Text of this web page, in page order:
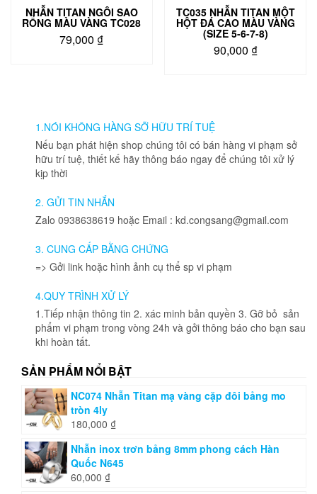
NHẪN TITAN NGÔI SAO
RỔNG MÀU VÀNG TC028
79,000 ₫
TC035 NHẪN TITAN MỘT
HỘT ĐÁ CAO MÀU VÀNG
(SIZE 5-6-7-8)
90,000 ₫
biến
thể.
Các
thể
phẩm
1.NÓI KHÔNG HÀNG SỠ HỮU TRÍ TUỆ
Nếu bạn phát hiện shop chúng tôi có bán hàng vi phạm sở
hữu trí tuệ, thiết kế hãy thông báo ngay để chúng tôi xử lý
kịp thời
2. GỬI TIN NHẮN
Zalo 0938638619 hoặc Email : kd.congsang@gmail.com
3. CUNG CẤP BẰNG CHỨNG
=> Gởi link hoặc hình ảnh cụ thể sp vi phạm
4.QUY TRÌNH XỬ LÝ
1.Tiếp nhận thông tin 2. xác minh bản quyền 3. Gỡ bỏ sản
phẩm vi phạm trong vòng 24h và gởi thông báo cho bạn sau
khi hoàn tất.
SẢN PHẨM NỔI BẬT
NC074 Nhẫn Titan mạ vàng cặp đôi bảng mo
tròn 4ly
180,000 ₫
Nhẫn inox trơn bảng 8mm phong cách Hàn
Quốc N645
60,000 ₫